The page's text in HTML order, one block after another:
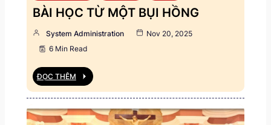
BÀI HỌC TỪ MỘT BỤI HỒNG
System Administration
Nov 20, 2025
6 Min Read
ĐỌC THÊM